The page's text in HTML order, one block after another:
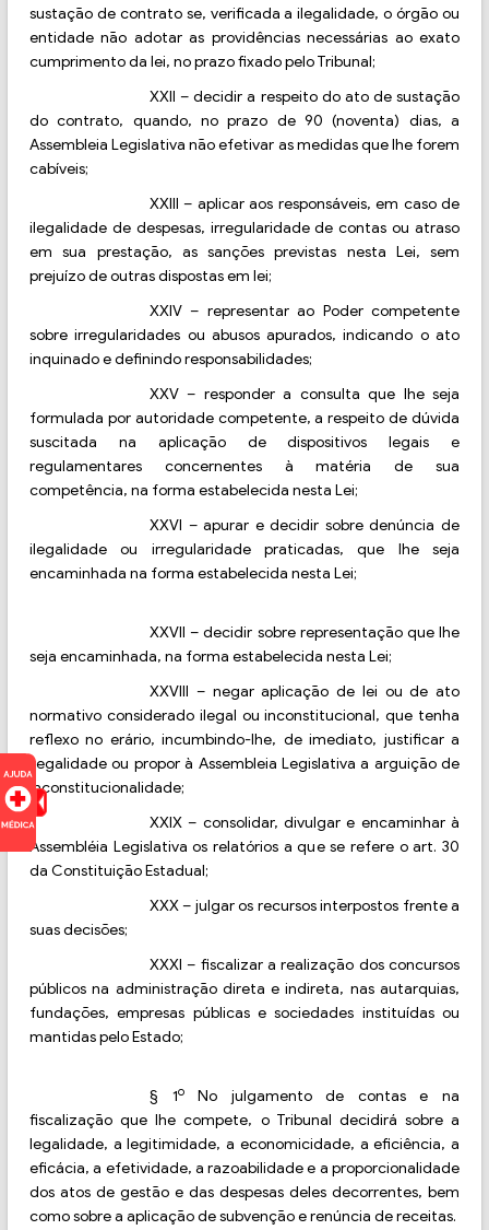
sustação de contrato se, verificada a ilegalidade, o órgão ou
entidade não adotar as providências necessárias ao exato
cumprimento da lei, no prazo fixado pelo Tribunal;
XXII– decidir a respeito do ato de sustação
do contrato, quando, no prazo de 90 (noventa) dias, a
Assembleia Legislativa não efetivar as medidas que lhe forem
cabíveis;
XXIII– aplicar aos responsáveis, em caso de
ilegalidade de despesas, irregularidade de contas ou atraso
em sua prestação, as sanções previstas nesta Lei, sem
prejuízo de outras dispostas em lei;
XXIV– representar ao Poder competente
sobre irregularidades ou abusos apurados, indicando o ato
inquinado e definindo responsabilidades;
XXV– responder a consulta que lhe seja
formulada por autoridade competente, a respeito de dúvida
suscitada na aplicação de dispositivos legais e
regulamentares concernentes à matéria de sua
competência, na forma estabelecida nesta Lei;
XXVI –apurar e decidir sobre denúncia de
ilegalidade ou irregularidade praticadas, que lhe seja
encaminhada na forma estabelecida nesta Lei;
XXVII– decidir sobre representação que lhe
seja encaminhada, na forma estabelecida nesta Lei;
XXVIII –negar aplicação de lei ou de ato
normativo considerado ilegal ou inconstitucional, que tenha
reflexo no erário, incumbindo-lhe, de imediato, justificar a
ilegalidade ou propor à Assembleia Legislativa a arguição de
inconstitucionalidade;
XXIX– consolidar, divulgar e encaminhar à
Assembléia Legislativa os relatórios a que se refere o art. 30
da Constituição Estadual;
XXX– julgar os recursos interpostos frente a
suas decisões;
XXXI– fiscalizar a realização dos concursos
públicos na administração direta e indireta, nas autarquias,
fundações, empresas públicas e sociedades instituídas ou
mantidas pelo Estado;
§ 1oNo julgamento de contas e na
fiscalização que lhe compete, o Tribunal decidirá sobre a
legalidade, a legitimidade, a economicidade, a eficiência, a
eficácia, a efetividade, a razoabilidade e a proporcionalidade
dos atos de gestão e das despesas deles decorrentes, bem
como sobre a aplicação de subvenção e renúncia de receitas.